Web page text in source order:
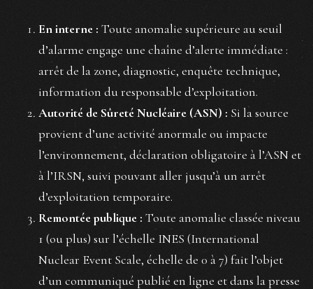
En interne : Toute anomalie supérieure au seuil
d’alarme engage une chaîne d’alerte immédiate :
arrêt de la zone, diagnostic, enquête technique,
information du responsable d’exploitation.
Autorité de Sûreté Nucléaire (ASN) : Si la source
provient d’une activité anormale ou impacte
l’environnement, déclaration obligatoire à l’ASN et
à l’IRSN, suivi pouvant aller jusqu’à un arrêt
d’exploitation temporaire.
Remontée publique : Toute anomalie classée niveau
1 (ou plus) sur l’échelle INES (International
Nuclear Event Scale, échelle de 0 à 7) fait l’objet
d’un communiqué publié en ligne et dans la presse